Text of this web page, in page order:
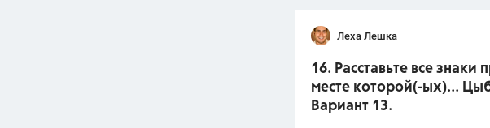
Леха Лешка
16. Расставьте все
месте которой(-ых)...
Вариант 13.